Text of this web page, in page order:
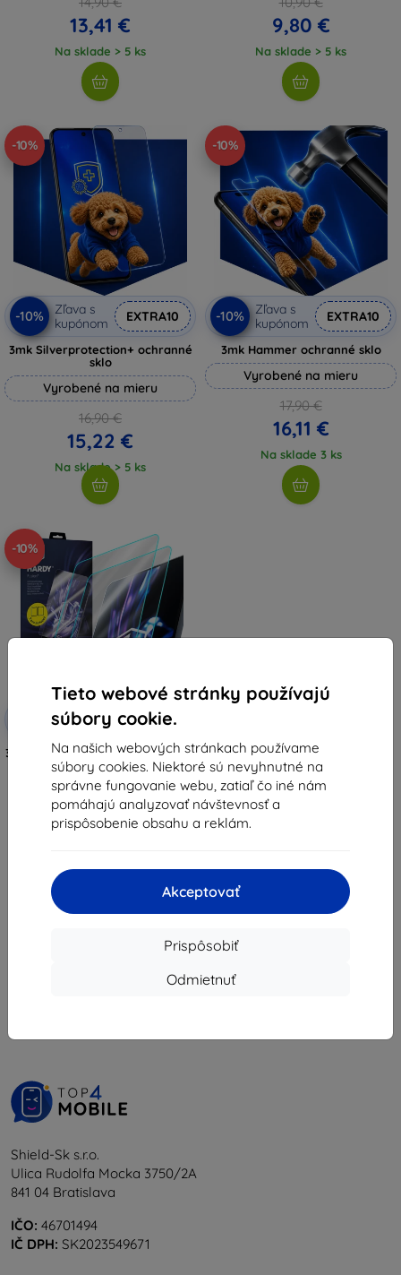
Tieto webové stránky používajú
súbory cookie.
Na našich webových stránkach používame
súbory cookies. Niektoré sú nevyhnutné na
správne fungovanie webu, zatiaľ čo iné nám
pomáhajú analyzovať návštevnosť a
prispôsobenie obsahu a reklám.
Akceptovať
Prispôsobiť
Odmietnuť
13,41 €
Na sklade > 5 ks
9,80 €
Na sklade > 5 ks
-10%
-10%
Zľava s
kupónom
EXTRA10
3mk Silverprotection+ ochranné
sklo
Vyrobené na mieru
16,90 €
15,22 €
Na sklade > 5 ks
-10%
-10%
Zľava s
kupónom
EXTRA10
3mk Hammer ochranné sklo
Vyrobené na mieru
17,90 €
16,11 €
Na sklade 3 ks
-10%
Zľava s
kupónom
EXTRA10
3mk Hardy Fusion Hybrid tvrdené
sklo pre Samsung Galaxy Tab A7
Lite
23,90 €
21,51 €
Shield-Sk s.r.o.
Ulica Rudolfa Mocka 3750/2A
841 04 Bratislava
IČO: 46701494
IČ DPH: SK2023549671